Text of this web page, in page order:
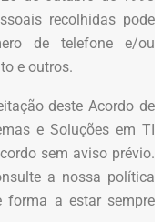
recolhidas pode
de telefone e/ou
e outros.
deste Acordo de
e Soluções em TI
sem aviso prévio.
a nossa política
forma a estar sempre